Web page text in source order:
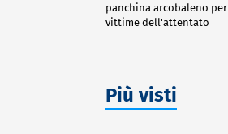
panchina arcobaleno per
vittime dell'attentato
Più visti